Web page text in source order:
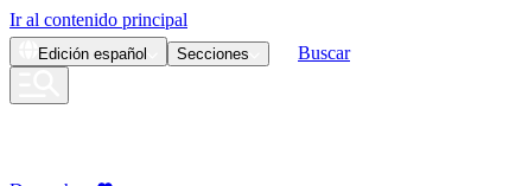
Ir al contenido principal
Edición español Secciones Buscar